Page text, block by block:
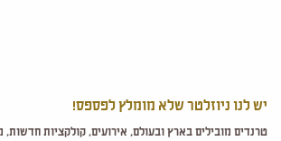
יש לנו ניוזלטר שלא מומלץ לפספס!
טרנדים מובילים בארץ ובעולם, אירועים, קולקציות חדשות,